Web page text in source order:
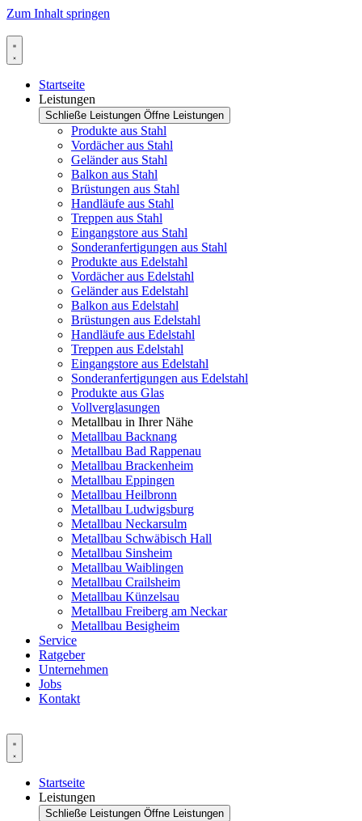
Zum Inhalt springen
Startseite
Leistungen
Schließe Leistungen Öffne Leistungen
Produkte aus Stahl
Vordächer aus Stahl
Geländer aus Stahl
Balkon aus Stahl
Brüstungen aus Stahl
Handläufe aus Stahl
Treppen aus Stahl
Eingangstore aus Stahl
Sonderanfertigungen aus Stahl
Produkte aus Edelstahl
Vordächer aus Edelstahl
Geländer aus Edelstahl
Balkon aus Edelstahl
Brüstungen aus Edelstahl
Handläufe aus Edelstahl
Treppen aus Edelstahl
Eingangstore aus Edelstahl
Sonderanfertigungen aus Edelstahl
Produkte aus Glas
Vollverglasungen
Metallbau in Ihrer Nähe
Metallbau Backnang
Metallbau Bad Rappenau
Metallbau Brackenheim
Metallbau Eppingen
Metallbau Heilbronn
Metallbau Ludwigsburg
Metallbau Neckarsulm
Metallbau Schwäbisch Hall
Metallbau Sinsheim
Metallbau Waiblingen
Metallbau Crailsheim
Metallbau Künzelsau
Metallbau Freiberg am Neckar
Metallbau Besigheim
Service
Ratgeber
Unternehmen
Jobs
Kontakt
Startseite
Leistungen
Schließe Leistungen Öffne Leistungen